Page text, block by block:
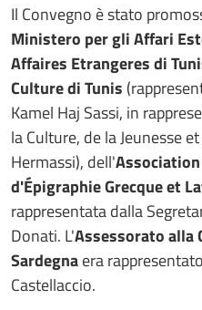
Il Convegno è stato
Ministero per gli Affari
Affaires Etrangeres di
Culture di Tunis
Kamel Haj Sassi, in
la Culture, de la Jeunesse
Hermassi), dell'
d'Épigraphie Grecque et
rappresentata dalla
Donati. L'Assessorato alla
Sardegnaera
Castellaccio.